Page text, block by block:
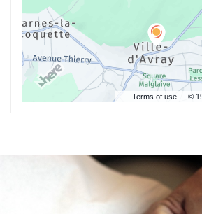
Gaël
KERVAREC
Terms of use ©